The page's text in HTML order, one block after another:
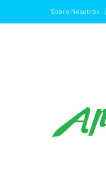
Sobre Nosotros